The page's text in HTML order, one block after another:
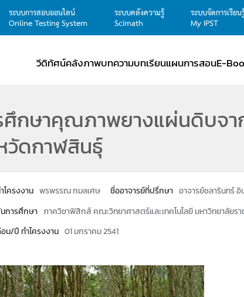
ระบบการสอบออนไลน์
Online Testing System
ระบบคลังความรู้
Scimath
ระบบจัดการเรีย
My IPST
วีดิทัศน์คลังภาพบทความบทเรียนแผนการสอนE-
ศึกษาคุณภาพยางแผ่นดิบจา
วัดกาฬสินธุ์
โครงงาน พรพรรณ กมลเศษ ชื่ออาจารย์ที่ปรึกษา อาจารย์ชลารินทร์
การศึกษา ภาควิชาฟิสิกส์ คณะวิทยาศาสตร์และเทคโนโลยี มหาวิทยาลัยร
น/ปี ทำโครงงาน 01 มกราคม 2541